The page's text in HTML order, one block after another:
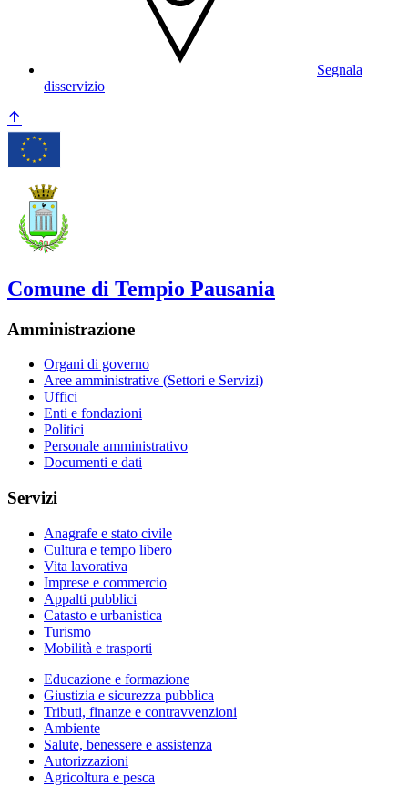
Segnala
disservizio
Comune di Tempio Pausania
Amministrazione
Organi di governo
Aree amministrative (Settori e Servizi)
Uffici
Enti e fondazioni
Politici
Personale amministrativo
Documenti e dati
Servizi
Anagrafe e stato civile
Cultura e tempo libero
Vita lavorativa
Imprese e commercio
Appalti pubblici
Catasto e urbanistica
Turismo
Mobilità e trasporti
Educazione e formazione
Giustizia e sicurezza pubblica
Tributi, finanze e contravvenzioni
Ambiente
Salute, benessere e assistenza
Autorizzazioni
Agricoltura e pesca